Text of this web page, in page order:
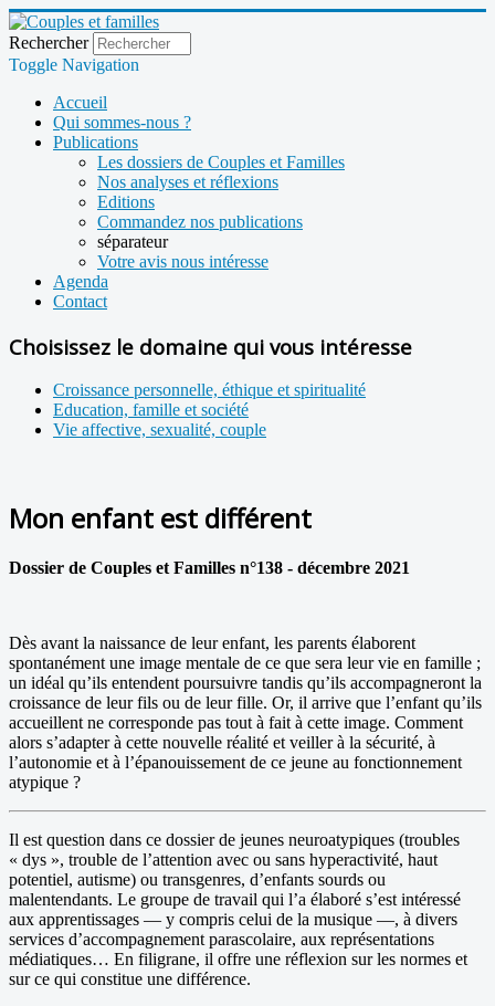
Rechercher
Toggle Navigation
Accueil
Qui sommes-nous ?
Publications
Les dossiers de Couples et Familles
Nos analyses et réflexions
Editions
Commandez nos publications
séparateur
Votre avis nous intéresse
Agenda
Contact
Choisissez le domaine qui vous intéresse
Croissance personnelle, éthique et spiritualité
Education, famille et société
Vie affective, sexualité, couple
Mon enfant est différent
Dossier de Couples et Familles n°138 - décembre 2021
Dès avant la naissance de leur enfant, les parents élaborent
spontanément une image mentale de ce que sera leur vie en famille ;
un idéal qu’ils entendent poursuivre tandis qu’ils accompagneront la
croissance de leur fils ou de leur fille. Or, il arrive que l’enfant qu’ils
accueillent ne corresponde pas tout à fait à cette image. Comment
alors s’adapter à cette nouvelle réalité et veiller à la sécurité, à
l’autonomie et à l’épanouissement de ce jeune au fonctionnement
atypique ?
Il est question dans ce dossier de jeunes neuroatypiques (troubles
« dys », trouble de l’attention avec ou sans hyperactivité, haut
potentiel, autisme) ou transgenres, d’enfants sourds ou
malentendants. Le groupe de travail qui l’a élaboré s’est intéressé
aux apprentissages — y compris celui de la musique —, à divers
services d’accompagnement parascolaire, aux représentations
médiatiques… En filigrane, il offre une réflexion sur les normes et
sur ce qui constitue une différence.